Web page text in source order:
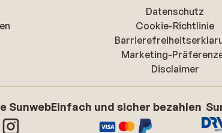
Datenschutz
Cookie-Richtlinie
Marketing-
Disclaimer
SunwebEinfach und sicher bezahlen